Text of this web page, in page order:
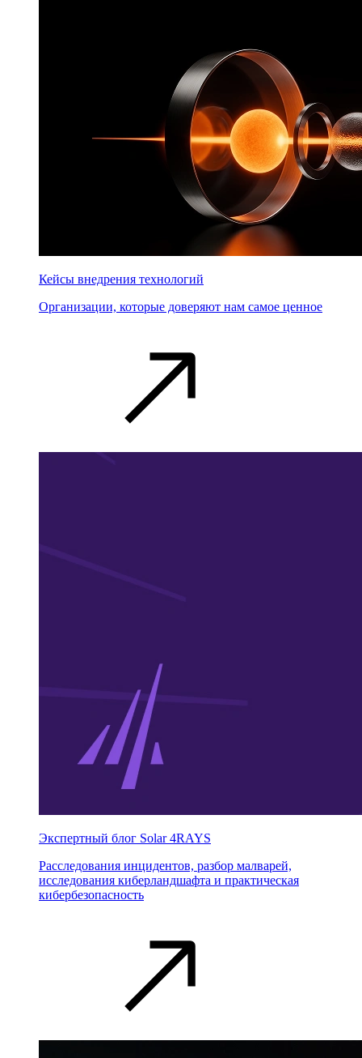
Кейсы внедрения технологий
Организации, которые доверяют нам самое ценное
Экспертный блог Solar 4RAYS
Расследования инцидентов, разбор малварей,
исследования киберландшафта и практическая
кибербезопасность